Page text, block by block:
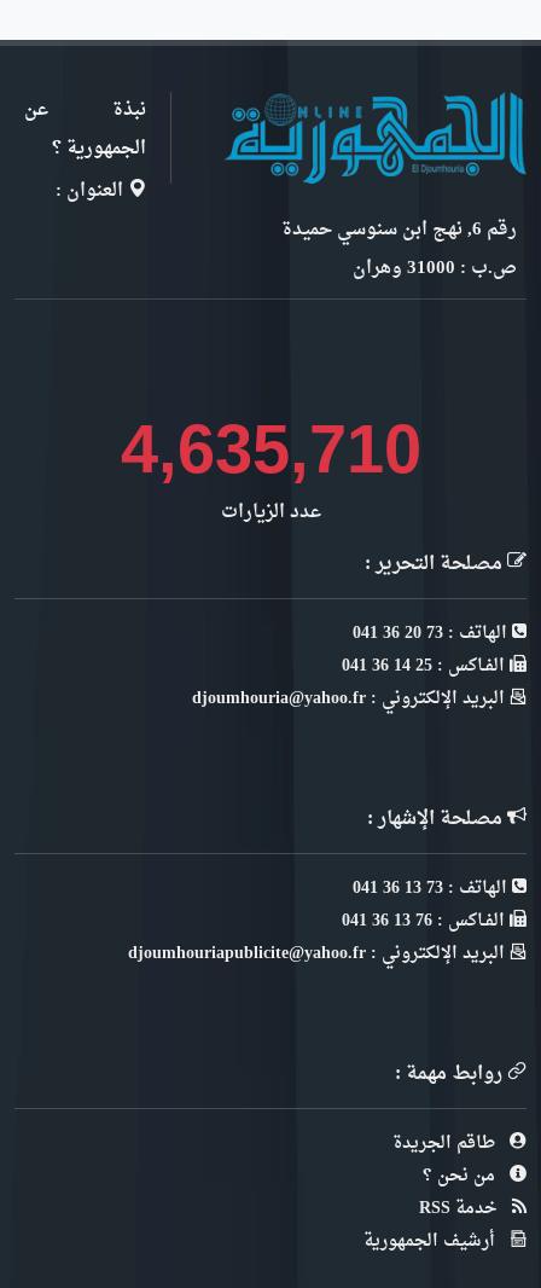
نبذة عن
الجمهورية ؟
العنوان :
رقم 6, نهج ابن سنوسي حميدة
ص.ب : 31000 وهران
5,338,083
عدد الزيارات
مصلحة التحرير :
الهاتف : 73 20 36 041
الفـاكس : 25 14 36 041
البريد الإلكتروني : djoumhouria@yahoo.fr
مصلحة الإشهار :
الهاتف : 73 13 36 041
الفـاكس : 76 13 36 041
البريد الإلكتروني : djoumhouriapublicite@yahoo.fr
روابط مهمة :
طاقم الجريدة
من نحن ؟
خدمة RSS
أرشيف الجمهورية